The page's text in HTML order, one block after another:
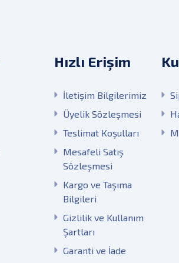
Hızlı Erişim
İletişim Bilgilerimiz
Üyelik Sözleşmesi
Teslimat Koşulları
Mesafeli Satış
Sözleşmesi
Kargo ve Taşıma
Bilgileri
Gizlilik ve Kullanım
Şartları
Garanti ve İade